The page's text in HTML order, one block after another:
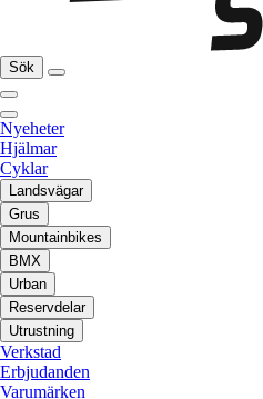
Sök
Nyeheter
Hjälmar
Cyklar
Landsvägar
Grus
Mountainbikes
BMX
Urban
Reservdelar
Utrustning
Verkstad
Erbjudanden
Varumärken